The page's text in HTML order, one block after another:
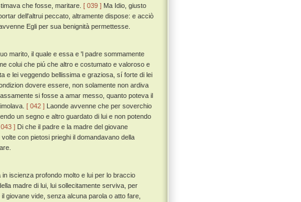
che fosse, maritare. [ 039 ] Ma Idio, giusto
dell'altrui peccato, altramente dispose: e acciò
Egli per sua benignità permettesse.
marito, il quale e essa e 'l padre sommamente
colui che piú che altro e costumato e valoroso e
e lei veggendo bellissima e graziosa, sí forte di lei
dovere essere, non solamente non ardiva
si fosse a amar messo, quanto poteva il
[ 042 ] Laonde avvenne che per soverchio
un segno e altro guardato di lui e non potendo
] Di che il padre e la madre del giovane
con pietosi prieghi il domandavano della
iscienza profondo molto e lui per lo braccio
madre di lui, lui sollecitamente serviva, per
giovane vide, senza alcuna parola o atto fare,